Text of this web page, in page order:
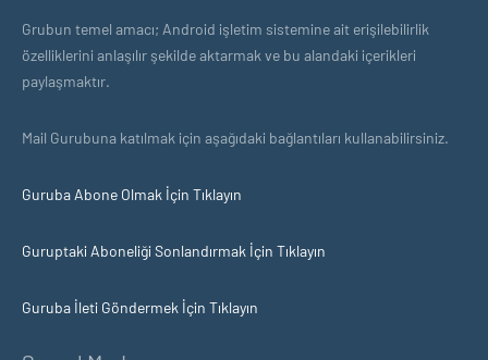
Grubun temel amacı; Android işletim sistemine ait erişilebilirlik
özelliklerini anlaşılır şekilde aktarmak ve bu alandaki içerikleri
paylaşmaktır.
Mail Gurubuna katılmak için aşağıdaki bağlantıları kullanabilirsiniz.
Guruba Abone Olmak İçin Tıklayın
Guruptaki Aboneliği Sonlandırmak İçin Tıklayın
Guruba İleti Göndermek İçin Tıklayın